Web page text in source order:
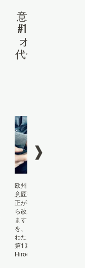
意匠指令
#1 : 「定義と
オプション
代化 – 新しい
欧州連合（EU）では、
意匠指令の採択と意匠規
正が行われ、2025年5月
ら改正後の意匠規則が適
ます。新指令と新規則の
を、FLASHCARDとして
わたってご案内します。
第1回目です。(translated
Hiroe Takahashi). (...)